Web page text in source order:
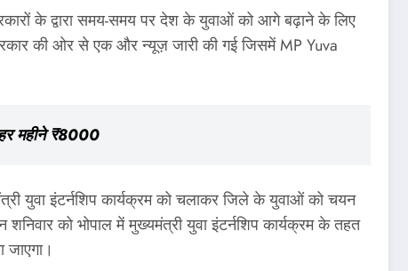
के द्वारा समय-समय पर देश के युवाओं को आगे बढ़ाने के लिए
की ओर से एक और न्यूज़ जारी की गई जिसमें MP Yuva
महीने ₹8000
युवा इंटर्नशिप कार्यक्रम को चलाकर जिले के युवाओं को चयन
को भोपाल में मुख्यमंत्री युवा इंटर्नशिप कार्यक्रम के तहत